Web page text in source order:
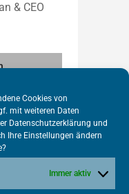
Cookies von
mit weiteren Daten
Datenschutzerklärung und
Ihre Einstellungen ändern
Immer aktiv
& CEO